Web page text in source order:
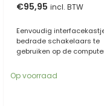
€95,95 incl. BTW
Eenvoudig
bedrade schakelaars te
gebruiken op de
Op voorraad